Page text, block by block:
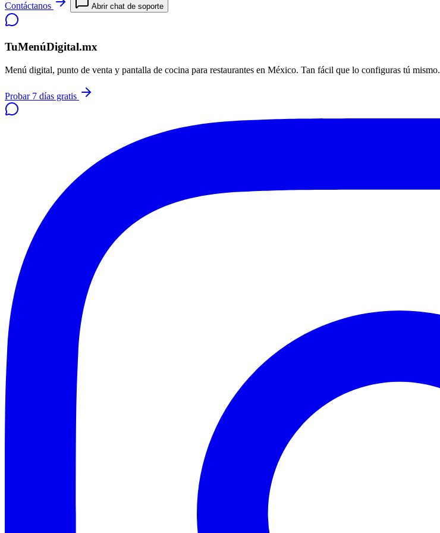
Contáctanos Abrir chat de soporte
TuMenúDigital.mx
Menú digital, punto de venta y pantalla de cocina para restaurantes en México. Tan fácil que lo configuras tú mismo.
Probar 7 días gratis